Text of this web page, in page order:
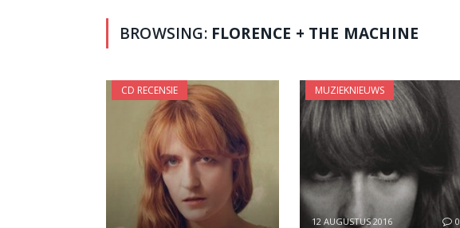
BROWSING: FLORENCE + THE MACHINE
CD RECENSIE MUZIEKNIEUWS
12 AUGUSTUS 2016 0